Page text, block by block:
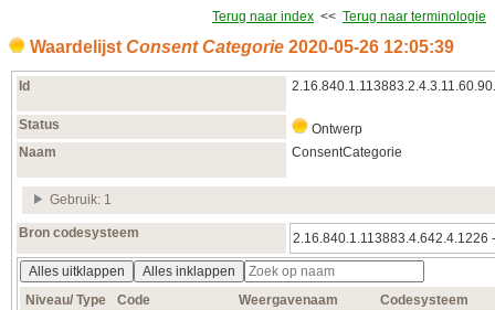
Terug naar index << Terug naar terminologie
Waardelijst Consent Categorie 2020‑05‑26 12:05:39
Id
Status
Ontwerp
Naam
ConsentCategorie
Gebruik: 1
Bron codesysteem 2.16.840.1.113883.4.642.4.1226
Alles uitklappen
Alles inklappen
Niveau/ Type
Code Weergavenaam
Codesysteem